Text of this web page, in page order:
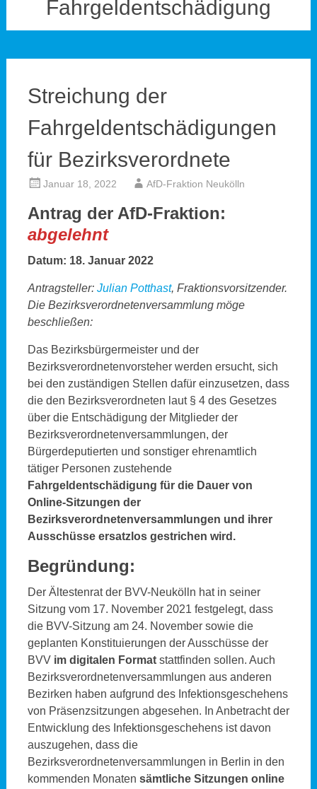
Fahrgeldentschädigung
Streichung der
Fahrgeldentschädigungen
für Bezirksverordnete
Januar 18, 2022 AfD-Fraktion Neukölln
Antrag der AfD-Fraktion:
abgelehnt
Datum: 18. Januar 2022
Antragsteller: Julian Potthast, Fraktionsvorsitzender.
Die Bezirksverordnetenversammlung möge
beschließen:
Das Bezirksbürgermeister und der
Bezirksverordnetenvorsteher werden ersucht, sich
bei den zuständigen Stellen dafür einzusetzen, dass
die den Bezirksverordneten laut § 4 des Gesetzes
über die Entschädigung der Mitglieder der
Bezirksverordnetenversammlungen, der
Bürgerdeputierten und sonstiger ehrenamtlich
tätiger Personen zustehende
Fahrgeldentschädigung für die Dauer von
Online-Sitzungen der
Bezirksverordnetenversammlungen und ihrer
Ausschüsse ersatzlos gestrichen wird.
Begründung:
Der Ältestenrat der BVV-Neukölln hat in seiner
Sitzung vom 17. November 2021 festgelegt, dass
die BVV-Sitzung am 24. November sowie die
geplanten Konstituierungen der Ausschüsse der
BVV im digitalen Formatstattfinden sollen. Auch
Bezirksverordnetenversammlungen aus anderen
Bezirken haben aufgrund des Infektionsgeschehens
von Präsenzsitzungen abgesehen. In Anbetracht der
Entwicklung des Infektionsgeschehens ist davon
auszugehen, dass die
Bezirksverordnetenversammlungen in Berlin in den
kommenden Monaten sämtliche Sitzungen online